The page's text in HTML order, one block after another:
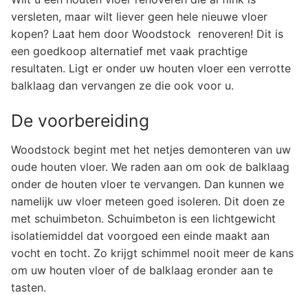
versleten, maar wilt liever geen hele nieuwe vloer
kopen? Laat hem door Woodstock renoveren! Dit is
een goedkoop alternatief met vaak prachtige
resultaten. Ligt er onder uw houten vloer een verrotte
balklaag dan vervangen ze die ook voor u.
De voorbereiding
Woodstock begint met het netjes demonteren van uw
oude houten vloer. We raden aan om ook de balklaag
onder de houten vloer te vervangen. Dan kunnen we
namelijk uw vloer meteen goed isoleren. Dit doen ze
met schuimbeton. Schuimbeton is een lichtgewicht
isolatiemiddel dat voorgoed een einde maakt aan
vocht en tocht. Zo krijgt schimmel nooit meer de kans
om uw houten vloer of de balklaag eronder aan te
tasten.